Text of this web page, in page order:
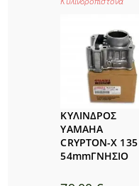
ΚΥΛΙΝΔΡΟΣ
YAMAHA
CRYPTON-X 135
54mmΓΝΗΣΙΟ